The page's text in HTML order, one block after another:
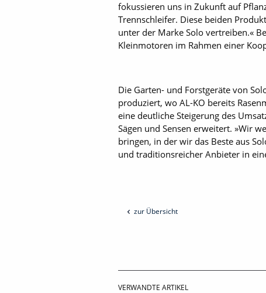
fokussieren uns in Zukunft auf
Trennschleifer. Diese beiden
unter der Marke Solo vertreiben.«
Klein­motoren im Rahmen einer
Die Garten- und Forstgeräte von
produziert, wo ­AL-KO bereits
eine deutliche Steigerung des
Sägen und Sensen erweitert. »Wir
bringen, in der wir das Beste aus
und traditionsreicher Anbieter in
zur Übersicht
VERWANDTE ARTIKEL